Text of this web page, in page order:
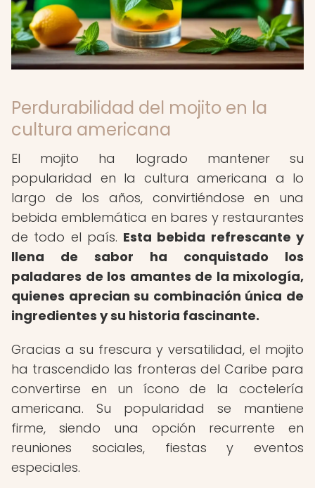
Perdurabilidad del mojito en la
cultura americana
El mojito ha logrado mantener su
popularidad en la cultura americana a lo
largo de los años, convirtiéndose en una
bebida emblemática en bares y restaurantes
de todo el país. Esta bebida refrescante y
llena de sabor ha conquistado los
paladares de los amantes de la mixología,
quienes aprecian su combinación única de
ingredientes y su historia fascinante.
Gracias a su frescura y versatilidad, el mojito
ha trascendido las fronteras del Caribe para
convertirse en un ícono de la coctelería
americana. Su popularidad se mantiene
firme, siendo una opción recurrente en
reuniones sociales, fiestas y eventos
especiales.